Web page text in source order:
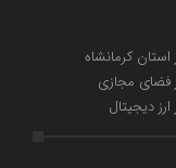
استان کرمانشاه
فضای مجازی
ارز دیجیتال